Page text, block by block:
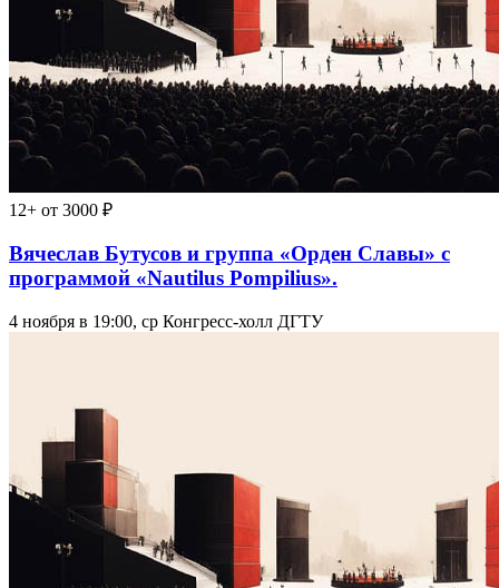
12+ от 3000 ₽
Вячеслав Бутусов и группа «Орден Славы» с
программой «Nautilus Pompilius».
4 ноября в 19:00, ср Конгресс-холл ДГТУ